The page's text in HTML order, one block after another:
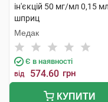
ін'єкцій 50 мг/мл 0,15
шприц
Медак
Є в наявності
від 574.60 грн
КУПИТИ